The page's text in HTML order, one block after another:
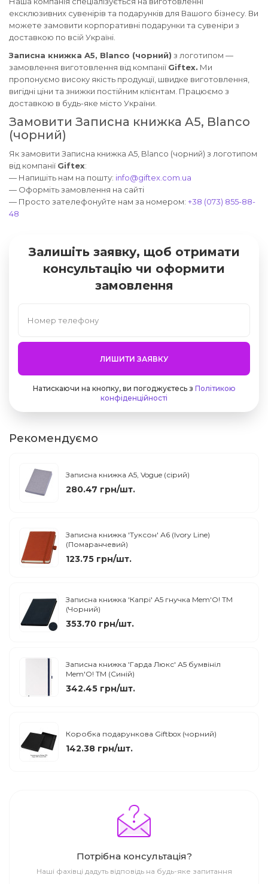
ексклюзивних сувенірів та подарунків для Вашого бізнесу. Ви
можете замовити корпоративні подарунки та сувеніри з
доставкою по всій Україні.
Записна книжка A5, Blanco (чорний) з логотипом —
замовлення виготовлення від компанії Giftex. Ми
пропонуємо високу якість продукції, швидке виготовлення,
вигідні ціни та знижки постійним клієнтам. Працюємо з
доставкою в будь-яке місто України.
Замовити Записна книжка A5, Blanco
(чорний)
Як замовити Записна книжка A5, Blanco (чорний) з логотипом
від компанії Giftex:
— Напишіть нам на пошту: info@giftex.com.ua
— Оформіть замовлення на сайті
— Просто зателефонуйте нам за номером: +38 (073) 855-88-
48
Залишіть заявку, щоб отримати
консультацію чи оформити
замовлення
ЛИШИТИ ЗАЯВКУ
Натискаючи на кнопку, ви погоджуєтесь з Політикою
конфіденційності
Рекомендуємо
Записна книжка А5, Vogue (сірий)
280.47 грн/шт.
Записна книжка 'Туксон' А6 (Ivory Line)
(Помаранчевий)
123.75 грн/шт.
Записна книжка 'Капрі' А5 гнучка Mem'O! ТМ
(Чорний)
353.70 грн/шт.
Записна книжка 'Гарда Люкс' А5 бумвініл
Mem'O! ТМ (Синій)
342.45 грн/шт.
Коробка подарункова Giftbox (чорний)
142.38 грн/шт.
Потрібна консультація?
Наші фахівці дадуть відповідь на будь-яке запитання